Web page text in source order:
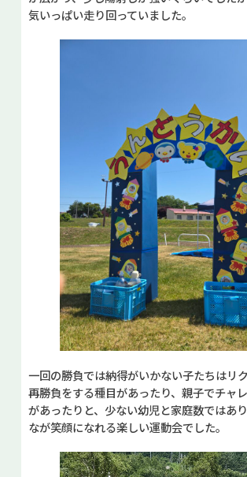
気いっぱい走り回っていました。
一回の勝負では納得がいかない子たちはリ
再勝負をする種目があったり、親子でチャ
があったりと、少ない幼児と家庭数ではあ
なが笑顔になれる楽しい運動会でした。